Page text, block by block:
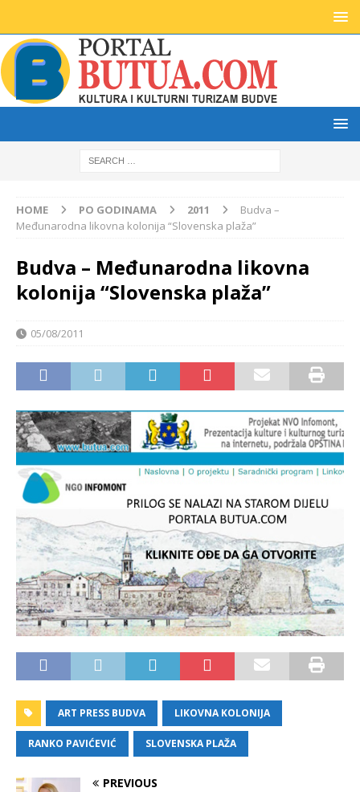
HOME PO GODINAMA 2011
Budva –
Međunarodna likovna kolonija “Slovenska plaža”
Budva – Međunarodna likovna
kolonija “Slovenska plaža”
05/08/2011
ART PRESS BUDVA LIKOVNA KOLONIJA
RANKO PAVIĆEVIĆ SLOVENSKA PLAŽA
PREVIOUS